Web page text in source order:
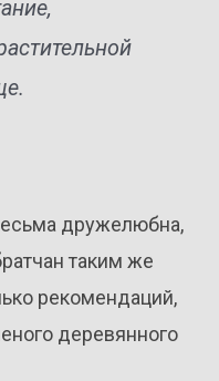
дружелюбна,
таким же
рекомендаций,
деревянного